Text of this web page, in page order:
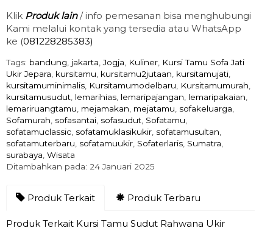
Klik Produk lain / info pemesanan bisa menghubungi
Kami melalui kontak yang tersedia atau WhatsApp
ke (081228285383)
Tags: bandung jakarta ,Jogja Kuliner Kursi Tamu Sofa Jati
Ukir Jepara kursitamu kursitamu2jutaan kursitamujati
kursitamuminimalis Kursitamumodelbaru Kursitamumurah
kursitamusudut lemarihias lemaripajangan lemaripakaian
lemariruangtamu mejamakan mejatamu sofakeluarga
Sofamurah sofasantai sofasudut Sofatamu
sofatamuclassic sofatamuklasikukir sofatamusultan
sofatamuterbaru sofatamuukir Sofaterlaris Sumatra
surabaya Wisata
Ditambahkan pada: 24 Januari 2025
Produk Terkait Produk Terbaru
Produk Terkait Kursi Tamu Sudut Rahwana Ukir